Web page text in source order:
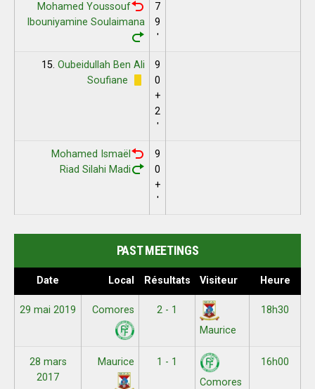
Mohamed Youssouf
Ibouniyamine Soulaimana
7
9
'
15. Oubeidullah Ben Ali
Soufiane
9
0
+
2
'
Mohamed Ismaël
Riad Silahi Madi
9
0
+
'
PAST MEETINGS
Date Local Résultats Visiteur Heure
29 mai 2019 Comores
2 - 1
Maurice
18h30
28 mars
2017
Maurice
1 - 1
Comores
16h00